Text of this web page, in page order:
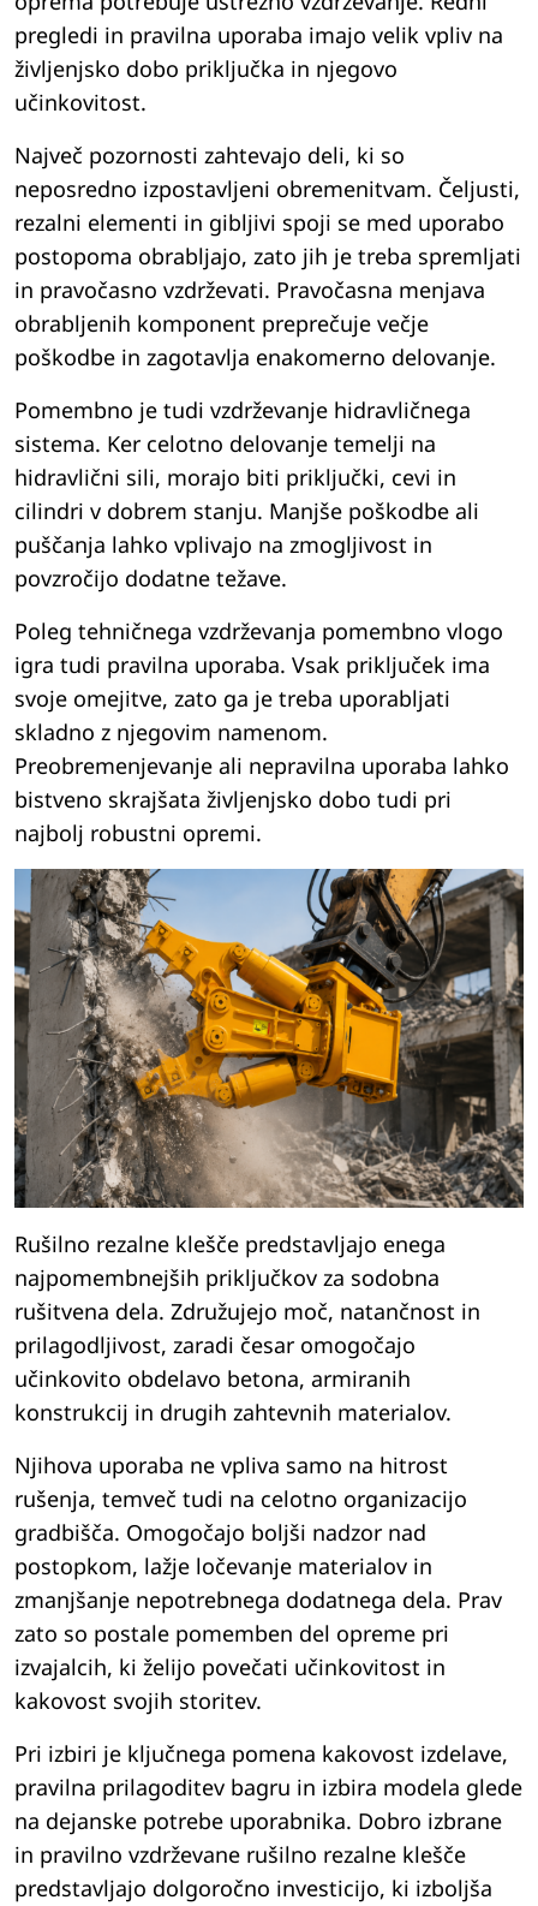
pregledi in pravilna uporaba imajo velik vpliv na
življenjsko dobo priključka in njegovo
učinkovitost.
Največ pozornosti zahtevajo deli, ki so
neposredno izpostavljeni obremenitvam. Čeljusti,
rezalni elementi in gibljivi spoji se med uporabo
postopoma obrabljajo, zato jih je treba spremljati
in pravočasno vzdrževati. Pravočasna menjava
obrabljenih komponent preprečuje večje
poškodbe in zagotavlja enakomerno delovanje.
Pomembno je tudi vzdrževanje hidravličnega
sistema. Ker celotno delovanje temelji na
hidravlični sili, morajo biti priključki, cevi in
cilindri v dobrem stanju. Manjše poškodbe ali
puščanja lahko vplivajo na zmogljivost in
povzročijo dodatne težave.
Poleg tehničnega vzdrževanja pomembno vlogo
igra tudi pravilna uporaba. Vsak priključek ima
svoje omejitve, zato ga je treba uporabljati
skladno z njegovim namenom.
Preobremenjevanje ali nepravilna uporaba lahko
bistveno skrajšata življenjsko dobo tudi pri
najbolj robustni opremi.
Rušilno rezalne klešče predstavljajo enega
najpomembnejših priključkov za sodobna
rušitvena dela. Združujejo moč, natančnost in
prilagodljivost, zaradi česar omogočajo
učinkovito obdelavo betona, armiranih
konstrukcij in drugih zahtevnih materialov.
Njihova uporaba ne vpliva samo na hitrost
rušenja, temveč tudi na celotno organizacijo
gradbišča. Omogočajo boljši nadzor nad
postopkom, lažje ločevanje materialov in
zmanjšanje nepotrebnega dodatnega dela. Prav
zato so postale pomemben del opreme pri
izvajalcih, ki želijo povečati učinkovitost in
kakovost svojih storitev.
Pri izbiri je ključnega pomena kakovost izdelave,
pravilna prilagoditev bagru in izbira modela glede
na dejanske potrebe uporabnika. Dobro izbrane
in pravilno vzdrževane rušilno rezalne klešče
predstavljajo dolgoročno investicijo, ki izboljša